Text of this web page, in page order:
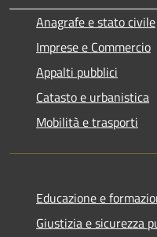
Anagrafe e stato civile
Imprese e Commercio
Appalti pubblici
Catasto e urbanistica
Mobilità e trasporti
Educazione e
Giustizia e sicurezza